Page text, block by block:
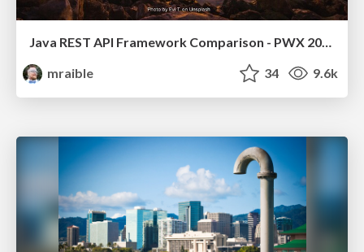
mraible
34 9.6k